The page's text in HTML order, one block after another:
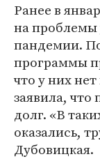
Ранее в
на проблемы
пандемии.
программы
что у них
заявила, что
долг. «В
оказались,
Дубовицкая.